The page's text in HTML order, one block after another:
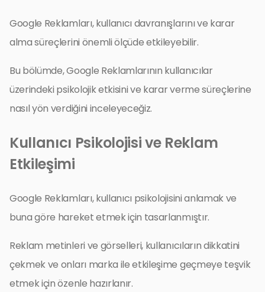
Google Reklamları, kullanıcı davranışlarını ve karar
alma süreçlerini önemli ölçüde etkileyebilir.
Bu bölümde, Google Reklamlarının kullanıcılar
üzerindeki psikolojik etkisini ve karar verme süreçlerine
nasıl yön verdiğini inceleyeceğiz.
Kullanıcı Psikolojisi ve Reklam
Etkileşimi
Google Reklamları, kullanıcı psikolojisini anlamak ve
buna göre hareket etmek için tasarlanmıştır.
Reklam metinleri ve görselleri, kullanıcıların dikkatini
çekmek ve onları marka ile etkileşime geçmeye teşvik
etmek için özenle hazırlanır.